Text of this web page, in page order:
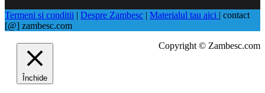
Termeni si conditii | Despre Zambesc | Materialul tau aici | contact
[@] zambesc.com
Copyright © Zambesc.com
Închide